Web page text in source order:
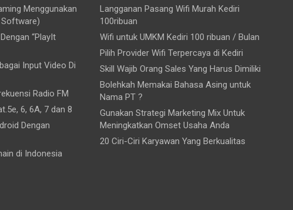
Menggunakan
Software)
“PlayIt
Input Video Di
Radio FM
6, 6A, 7 dan 8
Dengan
di Indonesia
Langganan Pasang Wifi Murah Kediri
100ribuan
Wifi untuk UMKM Kediri 100 ribuan / Bulan
Pilih Provider Wifi Terpercaya di Kediri
Skill Wajib Orang Sales Yang Harus Dimiliki
Bolehkah Memakai Bahasa Asing untuk
Nama PT ?
Gunakan Strategi Marketing Mix Untuk
Meningkatkan Omset Usaha Anda
20 Ciri-Ciri Karyawan Yang Berkualitas